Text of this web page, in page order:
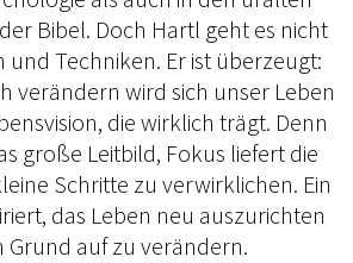
Bibel. Doch Hartl geht es nicht
und Techniken. Er ist überzeugt:
verändern wird sich unser Leben
die wirklich trägt. Denn
große Leitbild, Fokus liefert die
Schritte zu verwirklichen. Ein
das Leben neu auszurichten
Grund auf zu verändern.